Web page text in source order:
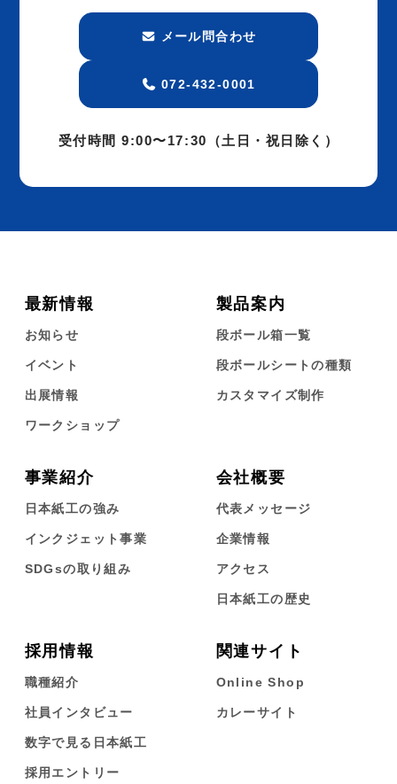
メール問合わせ
072-432-0001
受付時間 9:00〜17:30 （土日・祝日除く）
最新情報
お知らせ
イベント
出展情報
ワークショップ
製品案内
段ボール箱一覧
段ボールシートの種類
カスタマイズ制作
事業紹介
日本紙工の強み
インクジェット事業
SDGsの取り組み
会社概要
代表メッセージ
企業情報
アクセス
日本紙工の歴史
採用情報
職種紹介
社員インタビュー
数字で見る日本紙工
採用エントリー
関連サイト
Online Shop
カレーサイト